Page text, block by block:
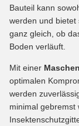
Bauteil kann
werden und bietet
ganz gleich, ob
Boden verläuft.
Mit einer
optimalen
werden
minimal gebremst